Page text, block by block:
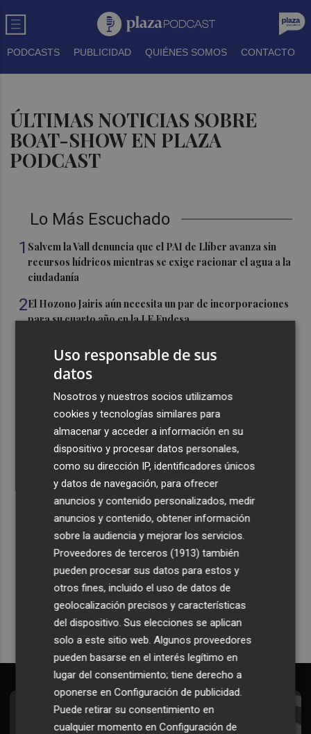
PODCASTS PUBLICIDAD QUIÉNES SOMOS CONTACTO
ÚLTIMAS NOTICIAS SOBRE
BOAT-SHOW EN PLAZA
PODCAST
Lo Más Escuchado
1 Salvem la Vall denuncia que el PAI de Llíber avanza sin
recursos hídricos mientras se exige racionar el agua a la
ciudadanía
2El Hozono Jairis aún necesita un par de incorporaciones
para su cuarto año en la LF Endesa
más allá de la rehabilitación: ¿retorno de la Dama?
PCUMH, prepara sus primeras alianzas con el sector
Castelló apuesta por convertir el eclipse en un referente
científico: recibirá a un gran equipo de expertos
Recibe toda la actualidad de
Plaza Podcast en tu correo
Quiero suscribirme
Suscríbete al Boletín
Uso responsable de sus
datos
Nosotros y nuestros socios utilizamos
cookies y tecnologías similares para
almacenar y acceder a información en su
dispositivo y procesar datos personales,
como su dirección IP, identificadores únicos
y datos de navegación, para ofrecer
anuncios y contenido personalizados, medir
anuncios y contenido, obtener información
sobre la audiencia y mejorar los servicios.
Proveedores de terceros (1913) también
pueden procesar sus datos para estos y
otros fines, incluido el uso de datos de
geolocalización precisos y características
del dispositivo. Sus elecciones se aplican
solo a este sitio web. Algunos proveedores
pueden basarse en el interés legítimo en
lugar del consentimiento; tiene derecho a
oponerse enConfiguración de publicidad.
Puede retirar su consentimiento en
cualquier momento enConfiguración de